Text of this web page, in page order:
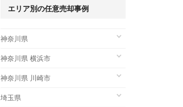
エリア別の任意売却事例
神奈川県
神奈川県 横浜市
神奈川県 川崎市
埼玉県